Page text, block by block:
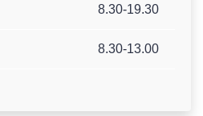
8.30-19.30
8.30-13.00